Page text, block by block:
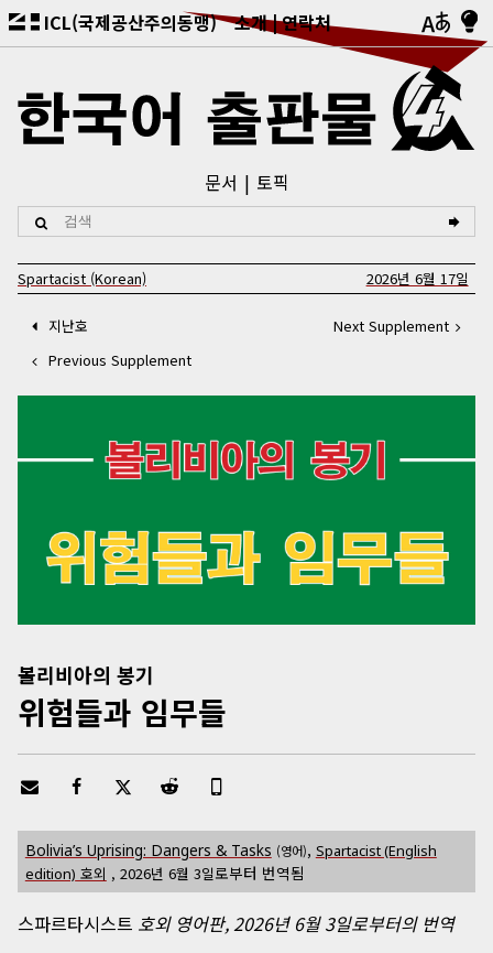
ICL(국제공산주의동맹) 소개 연락처
문서 토픽
Spartacist (Korean) 2026년 6월 17일
지난호
Previous Supplement
Next Supplement
볼리비아의 봉기
위험들과 임무들
Bolivia’s Uprising: Dangers & Tasks (영어), Spartacist (English
edition) 호외 , 2026년 6월 3일로부터 번역됨
스파르타시스트 호외 영어판, 2026년 6월 3일로부터의 번역